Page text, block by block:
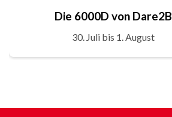
Die 6000D von Dare2B
30. Juli bis 1. August